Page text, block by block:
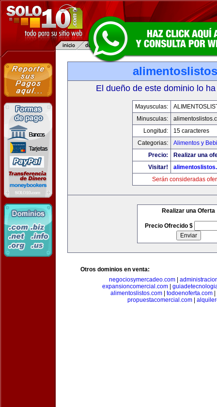
El dueño de este dominio lo
Mayusculas:
Minusculas:
Longitud:
15 caracteres
Categorias:
Alimentos y
Precio:
Realizar una
Visitar!
Serán consideradas
Realizar una Oferta
Precio Ofrecido $
Otros dominios en venta:
negociosymercadeo.com|
expansioncomercial.com|
alimentoslistos.com| todoenoferta.com|
propuestacomercial.com